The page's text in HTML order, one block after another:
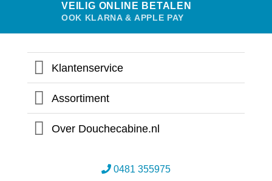
VEILIG ONLINE BETALEN
OOK KLARNA & APPLE PAY
Klantenservice
Assortiment
Over Douchecabine.nl
0481 355975